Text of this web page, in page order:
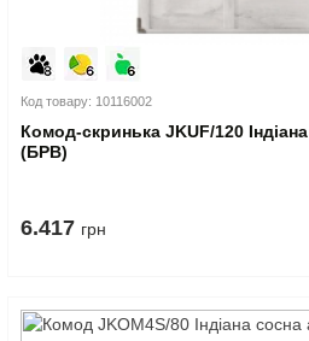
Код товару: 10116002
Комод-скринька JKUF/120
(БРВ)
6.417 грн